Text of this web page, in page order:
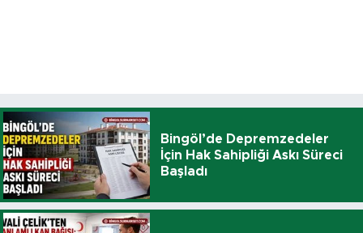
Bingöl’de Depremzedeler
İçin Hak Sahipliği Askı Süreci
Başladı